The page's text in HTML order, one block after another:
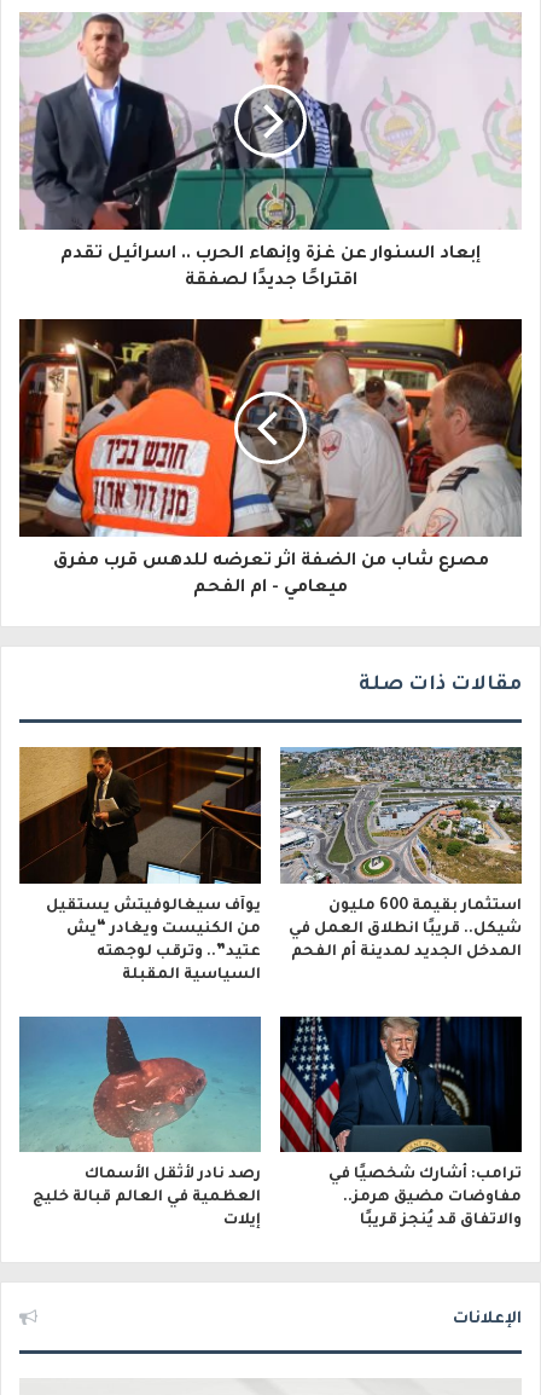
ب
ر
ي
د
ك
ا
إ
ل
ك
ت
ر
إبعاد السنوار عن غزة وإنهاء الحرب .. اسرائيل تقدم
اقتراحًا جديدًا لصفقة
مصرع شاب من الضفة اثر تعرضه للدهس قرب مفرق
ميعامي - ام الفحم
مقالات ذات صلة
استثمار بقيمة 600 مليون
شيكل.. قريبًا انطلاق العمل في
المدخل الجديد لمدينة أم الفحم
يوآف سيغالوفيتش يستقيل
من الكنيست ويغادر “يش
عتيد”.. وترقب لوجهته
السياسية المقبلة
ترامب: أشارك شخصيًا في
مفاوضات مضيق هرمز..
والاتفاق قد يُنجز قريبًا
رصد نادر لأثقل الأسماك
العظمية في العالم قبالة خليج
إيلات
الإعلانات